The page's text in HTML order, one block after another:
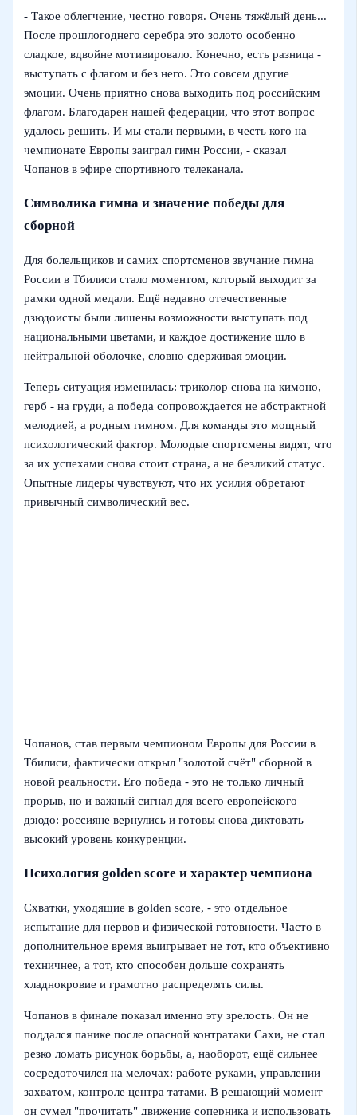
- Такое облегчение, честно говоря. Очень тяжёлый день...
После прошлогоднего серебра это золото особенно
сладкое, вдвойне мотивировало. Конечно, есть разница -
выступать с флагом и без него. Это совсем другие
эмоции. Очень приятно снова выходить под российским
флагом. Благодарен нашей федерации, что этот вопрос
удалось решить. И мы стали первыми, в честь кого на
чемпионате Европы заиграл гимн России, - сказал
Чопанов в эфире спортивного телеканала.
Символика гимна и значение победы для
сборной
Для болельщиков и самих спортсменов звучание гимна
России в Тбилиси стало моментом, который выходит за
рамки одной медали. Ещё недавно отечественные
дзюдоисты были лишены возможности выступать под
национальными цветами, и каждое достижение шло в
нейтральной оболочке, словно сдерживая эмоции.
Теперь ситуация изменилась: триколор снова на кимоно,
герб - на груди, а победа сопровождается не абстрактной
мелодией, а родным гимном. Для команды это мощный
психологический фактор. Молодые спортсмены видят, что
за их успехами снова стоит страна, а не безликий статус.
Опытные лидеры чувствуют, что их усилия обретают
привычный символический вес.
Чопанов, став первым чемпионом Европы для России в
Тбилиси, фактически открыл "золотой счёт" сборной в
новой реальности. Его победа - это не только личный
прорыв, но и важный сигнал для всего европейского
дзюдо: россияне вернулись и готовы снова диктовать
высокий уровень конкуренции.
Психология golden score и характер чемпиона
Схватки, уходящие в golden score, - это отдельное
испытание для нервов и физической готовности. Часто в
дополнительное время выигрывает не тот, кто объективно
техничнее, а тот, кто способен дольше сохранять
хладнокровие и грамотно распределять силы.
Чопанов в финале показал именно эту зрелость. Он не
поддался панике после опасной контратаки Сахи, не стал
резко ломать рисунок борьбы, а, наоборот, ещё сильнее
сосредоточился на мелочах: работе руками, управлении
захватом, контроле центра татами. В решающий момент
он сумел "прочитать" движение соперника и использовать